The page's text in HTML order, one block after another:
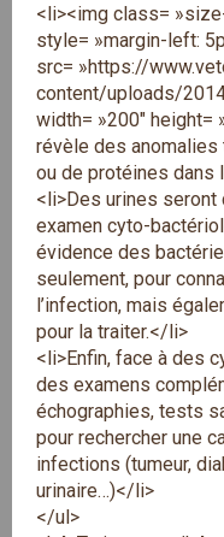
<li><img class=
style= »margin-left:
src= »https://
content/uploads/
width= »200″ height=
révèle des
ou de protéines dans
<li>Des urines
examen cyto-
évidence des
seulement, pour
l’infection, mais
pour la traiter.</li>
<li>Enfin, face à des
des examens
échographies, tests
pour rechercher une
infections (tumeur,
urinaire…)</li>
</ul>